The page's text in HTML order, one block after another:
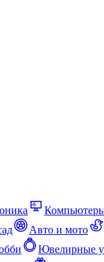
Авто и мото
Ювелирные